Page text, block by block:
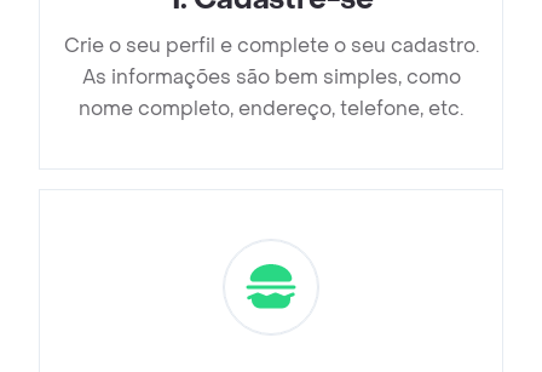
Crie o seu perfil e complete o seu cadastro.
As informações são bem simples, como
nome completo, endereço, telefone, etc.